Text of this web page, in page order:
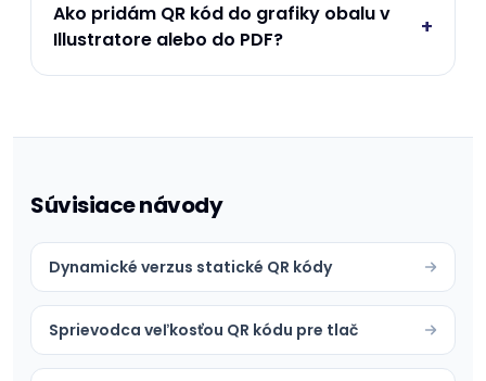
Ako pridám QR kód do grafiky obalu v
Illustratore alebo do PDF?
+
Súvisiace návody
Dynamické verzus statické QR kódy
Sprievodca veľkosťou QR kódu pre tlač